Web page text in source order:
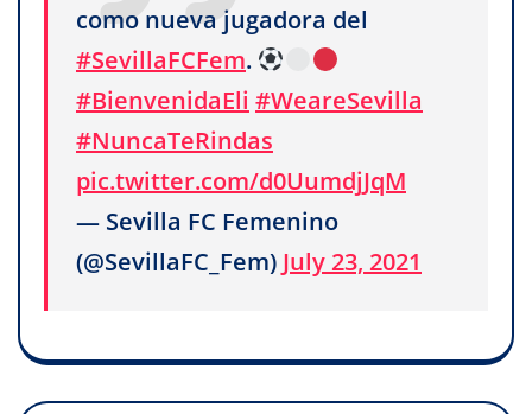
como nueva jugadora del
#SevillaFCFem.
#BienvenidaEli #WeareSevilla
#NuncaTeRindas
pic.twitter.com/d0UumdjJqM
— Sevilla FC Femenino
(@SevillaFC_Fem) July 23, 2021